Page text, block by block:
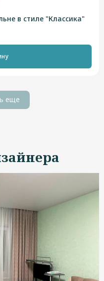
в стиле "Классика"
еще